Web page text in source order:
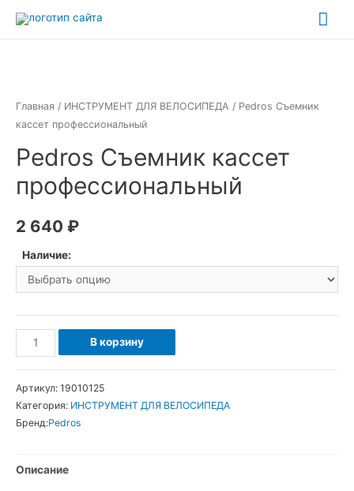
Главная / ИНСТРУМЕНТ ДЛЯ ВЕЛОСИПЕДА / Pedros Съемник
кассет профессиональный
Pedros Съемник кассет
профессиональный
2 640 ₽
Наличие:
Количество
товара
Съемник
кассет
В корзину
Артикул: 19010125
Категория: ИНСТРУМЕНТ ДЛЯ ВЕЛОСИПЕДА
Бренд:Pedros
Описание